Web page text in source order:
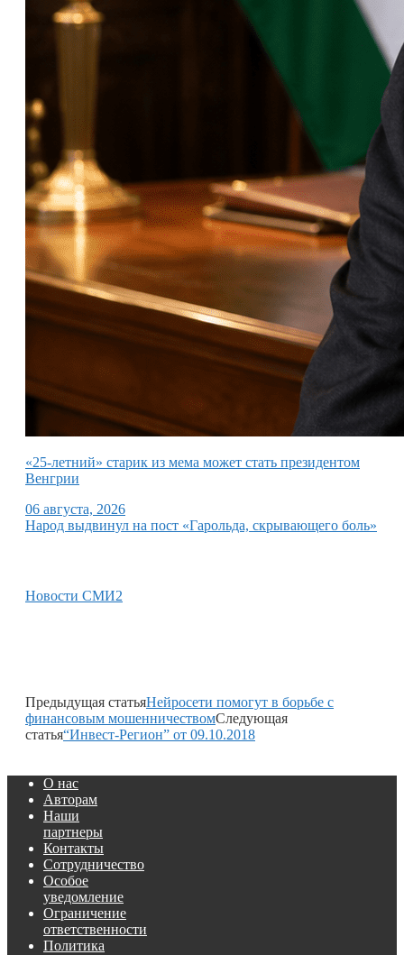
«25-летний» старик из мема может стать президентом
Венгрии
06 августа, 2026
Народ выдвинул на пост «Гарольда, скрывающего боль»
Новости СМИ2
Предыдущая статьяНейросети помогут в борьбе с
финансовым мошенничествомСледующая
статья“Инвест-Регион” от 09.10.2018
О нас
Авторам
Наши
партнеры
Контакты
Сотрудничество
Особое
уведомление
Ограничение
ответственности
Политика